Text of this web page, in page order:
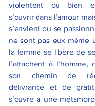
violentent ou bien
s’ouvrir dans l’amour
s’envient ou se
ne sont pas eux même
la femme se libère de
l’attachent à l’homme,
son chemin de
délivrance et de
s’ouvre à une